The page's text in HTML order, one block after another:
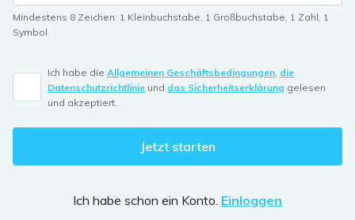
Mindestens 8 Zeichen: 1 Kleinbuchstabe, 1 Großbuchstabe, 1 Zahl, 1
Symbol
Ich habe die Allgemeinen Geschäftsbedingungen, die
Datenschutzrichtlinie und das Sicherheitserklärung gelesen
und akzeptiert.
Jetzt starten
Ich habe schon ein Konto. Einloggen